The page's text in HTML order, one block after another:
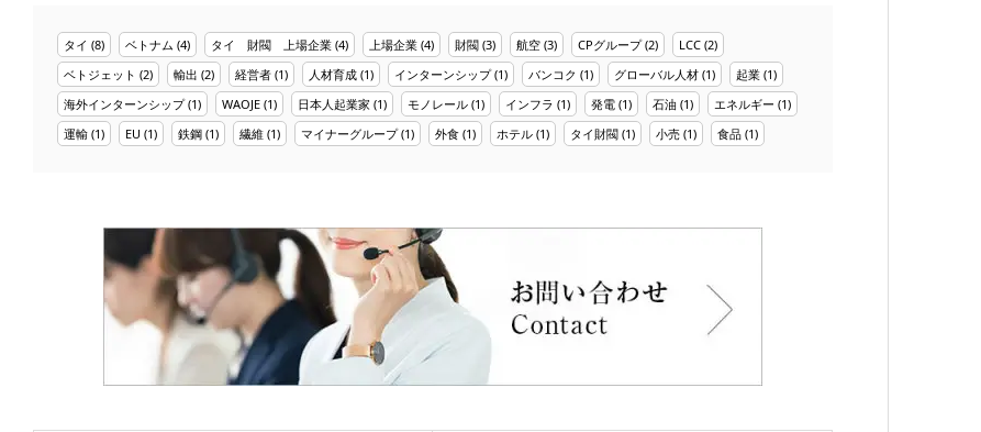
タイ (8) ベトナム (4) タイ 財閥 上場企業 (4) 上場企業 (4) 財閥 (3) 航空 (3) CPグループ(2) LCC (2)
ベトジェット (2) 輸出 (2) 経営者 (1) 人材育成 (1) インターンシップ(1) バンコク (1) グローバル人材 (1) 起業 (1)
海外インターンシップ(1) WAOJE (1) 日本人起業家 (1) モノレール (1) インフラ (1) 発電 (1) 石油 (1) エネルギー (1)
運輸 (1) EU (1) 鉄鋼 (1) 繊維 (1) マイナーグループ(1) 外食 (1) ホテル (1) タイ財閥 (1) 小売 (1) 食品 (1)